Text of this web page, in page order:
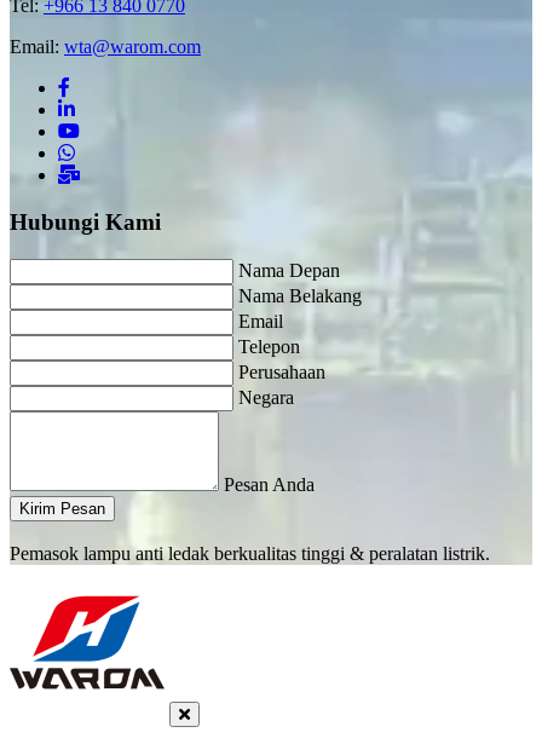
Tel: +966 13 840 0770
Email: wta@warom.com
Hubungi Kami
Nama Depan
Nama Belakang
Email
Telepon
Perusahaan
Negara
Pesan Anda
Kirim Pesan
Pemasok lampu anti ledak berkualitas tinggi & peralatan listrik.